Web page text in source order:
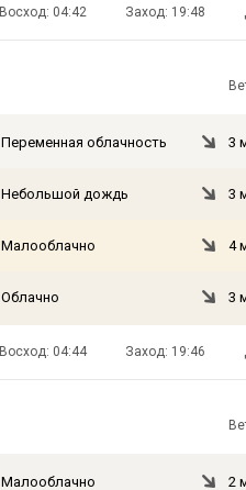
Восход: 04:42 Заход: 19:48
Переменная облачность 3
Небольшой дождь 3
Малооблачно 4
Облачно 3
Восход: 04:44 Заход: 19:46
Малооблачно 2